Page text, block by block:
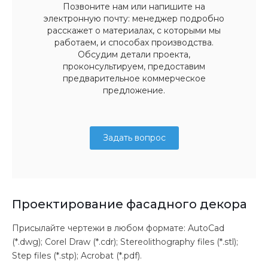
Позвоните нам или напишите на
электронную почту: менеджер подробно
расскажет о материалах, с которыми мы
работаем, и способах производства.
Обсудим детали проекта,
проконсультируем, предоставим
предварительное коммерческое
предложение.
Задать вопрос
Проектирование фасадного декора
Присылайте чертежи в любом формате: AutoCad
(*.dwg); Corel Draw (*.cdr); Stereolithography files (*.stl);
Step files (*.stp); Acrobat (*.pdf).